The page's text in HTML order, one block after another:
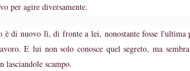
per agire diversamente.
è di nuovo lì, di fronte a lei, nonostante fosse l'ultima
E lui non solo conosce quel segreto, ma
lasciandole scampo.